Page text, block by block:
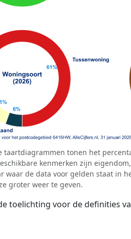
taartdiagrammen tonen het
kenmerken zijn
waar de data voor gelden staat in
groter weer te geven.
toelichting voor de definities